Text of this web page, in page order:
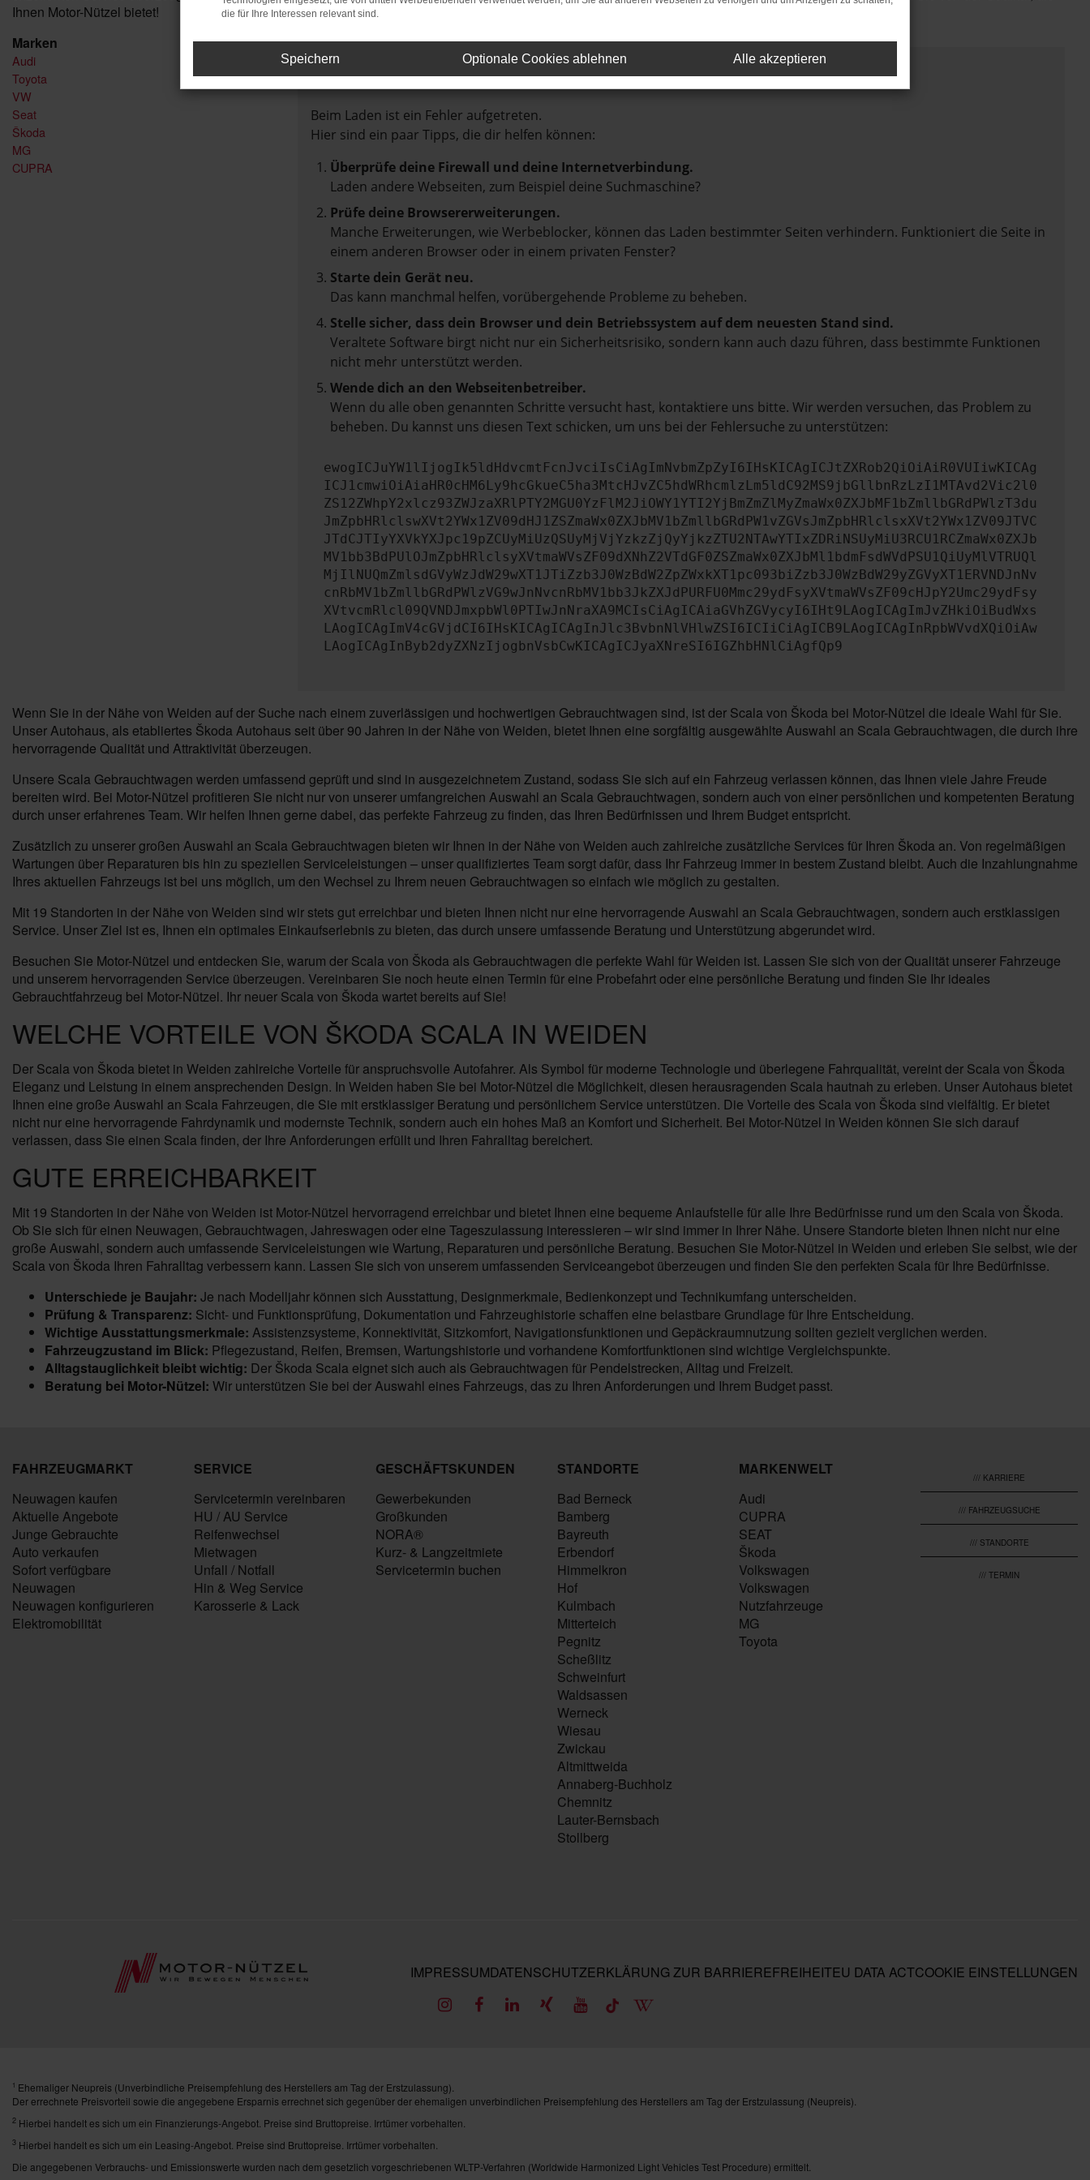
Ihnen Motor-Nützel bietet!
Marken
Audi
Toyota
VW
Seat
Škoda
MG
CUPRA
FEHLER: NETWORK ERROR
Beim Laden ist ein Fehler aufgetreten.
Hier sind ein paar Tipps, die dir helfen können:
Überprüfe deine Firewall und deine Internetverbindung.
Laden andere Webseiten, zum Beispiel deine Suchmaschine?
Prüfe deine Browsererweiterungen.
Manche Erweiterungen, wie Werbeblocker, können das Laden bestimmter Seiten verhindern. Funktioniert die Seite in
einem anderen Browser oder in einem privaten Fenster?
Starte dein Gerät neu.
Das kann manchmal helfen, vorübergehende Probleme zu beheben.
Stelle sicher, dass dein Browser und dein Betriebssystem auf dem neuesten Stand sind.
Veraltete Software birgt nicht nur ein Sicherheitsrisiko, sondern kann auch dazu führen, dass bestimmte Funktionen
nicht mehr unterstützt werden.
Wende dich an den Webseitenbetreiber.
Wenn du alle oben genannten Schritte versucht hast, kontaktiere uns bitte. Wir werden versuchen, das Problem zu
beheben. Du kannst uns diesen Text schicken, um uns bei der Fehlersuche zu unterstützen:
ewogICJuYW1lIjogIk5ldHdvcmtFcnJvciIsCiAgImNvbmZpZyI6IHsKICAgICJtZXRob2QiOiAiR0VUIiwKICAg
ICJ1cmwiOiAiaHR0cHM6Ly9hcGkueC5ha3MtcHJvZC5hdWRhcmlzLm5ldC92MS9jbGllbnRzLzI1MTAvd2Vic2l0
ZS12ZWhpY2xlcz93ZWJzaXRlPTY2MGU0YzFlM2JiOWY1YTI2YjBmZmZlMyZmaWx0ZXJbMF1bZmllbGRdPWlzT3du
JmZpbHRlclswXVt2YWx1ZV09dHJ1ZSZmaWx0ZXJbMV1bZmllbGRdPW1vZGVsJmZpbHRlclsxXVt2YWx1ZV09JTVC
JTdCJTIyYXVkYXJpc19pZCUyMiUzQSUyMjVjYzkzZjQyYjkzZTU2NTAwYTIxZDRiNSUyMiU3RCU1RCZmaWx0ZXJb
MV1bb3BdPUlOJmZpbHRlclsyXVtmaWVsZF09dXNhZ2VTdGF0ZSZmaWx0ZXJbMl1bdmFsdWVdPSU1QiUyMlVTRUQl
MjIlNUQmZmlsdGVyWzJdW29wXT1JTiZzb3J0WzBdW2ZpZWxkXT1pc093biZzb3J0WzBdW29yZGVyXT1ERVNDJnNv
cnRbMV1bZmllbGRdPWlzVG9wJnNvcnRbMV1bb3JkZXJdPURFU0Mmc29ydFsyXVtmaWVsZF09cHJpY2Umc29ydFsy
XVtvcmRlcl09QVNDJmxpbWl0PTIwJnNraXA9MCIsCiAgICAiaGVhZGVycyI6IHt9LAogICAgImJvZHkiOiBudWxs
LAogICAgImV4cGVjdCI6IHsKICAgICAgInJlc3BvbnNlVHlwZSI6ICIiCiAgICB9LAogICAgInRpbWVvdXQiOiAw
LAogICAgInByb2dyZXNzIjogbnVsbCwKICAgICJyaXNreSI6IGZhbHNlCiAgfQp9
Wenn Sie in der Nähe von Weiden auf der Suche nach einem zuverlässigen und hochwertigen Gebrauchtwagen sind, ist der Scala von Škoda bei Motor-Nützel die ideale Wahl für Sie.
Unser Autohaus, als etabliertes Škoda Autohaus seit über 90 Jahren in der Nähe von Weiden, bietet Ihnen eine sorgfältig ausgewählte Auswahl an Scala Gebrauchtwagen, die durch ihre
hervorragende Qualität und Attraktivität überzeugen.
Unsere Scala Gebrauchtwagen werden umfassend geprüft und sind in ausgezeichnetem Zustand, sodass Sie sich auf ein Fahrzeug verlassen können, das Ihnen viele Jahre Freude
bereiten wird. Bei Motor-Nützel profitieren Sie nicht nur von unserer umfangreichen Auswahl an Scala Gebrauchtwagen, sondern auch von einer persönlichen und kompetenten Beratung
durch unser erfahrenes Team. Wir helfen Ihnen gerne dabei, das perfekte Fahrzeug zu finden, das Ihren Bedürfnissen und Ihrem Budget entspricht.
Zusätzlich zu unserer großen Auswahl an Scala Gebrauchtwagen bieten wir Ihnen in der Nähe von Weiden auch zahlreiche zusätzliche Services für Ihren Škoda an. Von regelmäßigen
Wartungen über Reparaturen bis hin zu speziellen Serviceleistungen – unser qualifiziertes Team sorgt dafür, dass Ihr Fahrzeug immer in bestem Zustand bleibt. Auch die Inzahlungnahme
Ihres aktuellen Fahrzeugs ist bei uns möglich, um den Wechsel zu Ihrem neuen Gebrauchtwagen so einfach wie möglich zu gestalten.
Mit 19 Standorten in der Nähe von Weiden sind wir stets gut erreichbar und bieten Ihnen nicht nur eine hervorragende Auswahl an Scala Gebrauchtwagen, sondern auch erstklassigen
Service. Unser Ziel ist es, Ihnen ein optimales Einkaufserlebnis zu bieten, das durch unsere umfassende Beratung und Unterstützung abgerundet wird.
Besuchen Sie Motor-Nützel und entdecken Sie, warum der Scala von Škoda als Gebrauchtwagen die perfekte Wahl für Weiden ist. Lassen Sie sich von der Qualität unserer Fahrzeuge
und unserem hervorragenden Service überzeugen. Vereinbaren Sie noch heute einen Termin für eine Probefahrt oder eine persönliche Beratung und finden Sie Ihr ideales
Gebrauchtfahrzeug bei Motor-Nützel. Ihr neuer Scala von Škoda wartet bereits auf Sie!
WELCHE VORTEILE VON ŠKODA SCALA IN WEIDEN
Der Scala von Škoda bietet in Weiden zahlreiche Vorteile für anspruchsvolle Autofahrer. Als Symbol für moderne Technologie und überlegene Fahrqualität, vereint der Scala von Škoda
Eleganz und Leistung in einem ansprechenden Design. In Weiden haben Sie bei Motor-Nützel die Möglichkeit, diesen herausragenden Scala hautnah zu erleben. Unser Autohaus bietet
Ihnen eine große Auswahl an Scala Fahrzeugen, die Sie mit erstklassiger Beratung und persönlichem Service unterstützen. Die Vorteile des Scala von Škoda sind vielfältig. Er bietet
nicht nur eine hervorragende Fahrdynamik und modernste Technik, sondern auch ein hohes Maß an Komfort und Sicherheit. Bei Motor-Nützel in Weiden können Sie sich darauf
verlassen, dass Sie einen Scala finden, der Ihre Anforderungen erfüllt und Ihren Fahralltag bereichert.
GUTE ERREICHBARKEIT
Mit 19 Standorten in der Nähe von Weiden ist Motor-Nützel hervorragend erreichbar und bietet Ihnen eine bequeme Anlaufstelle für alle Ihre Bedürfnisse rund um den Scala von Škoda.
Ob Sie sich für einen Neuwagen, Gebrauchtwagen, Jahreswagen oder eine Tageszulassung interessieren – wir sind immer in Ihrer Nähe. Unsere Standorte bieten Ihnen nicht nur eine
große Auswahl, sondern auch umfassende Serviceleistungen wie Wartung, Reparaturen und persönliche Beratung. Besuchen Sie Motor-Nützel in Weiden und erleben Sie selbst, wie der
Scala von Škoda Ihren Fahralltag verbessern kann. Lassen Sie sich von unserem umfassenden Serviceangebot überzeugen und finden Sie den perfekten Scala für Ihre Bedürfnisse.
Unterschiede je Baujahr: Je nach Modelljahr können sich Ausstattung, Designmerkmale, Bedienkonzept und Technikumfang unterscheiden.
Prüfung & Transparenz: Sicht- und Funktionsprüfung, Dokumentation und Fahrzeughistorie schaffen eine belastbare Grundlage für Ihre Entscheidung.
Wichtige Ausstattungsmerkmale: Assistenzsysteme, Konnektivität, Sitzkomfort, Navigationsfunktionen und Gepäckraumnutzung sollten gezielt verglichen werden.
Fahrzeugzustand im Blick: Pflegezustand, Reifen, Bremsen, Wartungshistorie und vorhandene Komfortfunktionen sind wichtige Vergleichspunkte.
Alltagstauglichkeit bleibt wichtig: Der Škoda Scala eignet sich auch als Gebrauchtwagen für Pendelstrecken, Alltag und Freizeit.
Beratung bei Motor-Nützel: Wir unterstützen Sie bei der Auswahl eines Fahrzeugs, das zu Ihren Anforderungen und Ihrem Budget passt.
FAHRZEUGMARKT
Neuwagen kaufen
Aktuelle Angebote
Junge Gebrauchte
Auto verkaufen
Sofort verfügbare
Neuwagen
Neuwagen konfigurieren
Elektromobilität
SERVICE
Servicetermin vereinbaren
HU / AU Service
Reifenwechsel
Mietwagen
Unfall / Notfall
Hin & Weg Service
Karosserie & Lack
GESCHÄFTSKUNDEN
Gewerbekunden
Großkunden
NORA®
Kurz- & Langzeitmiete
Servicetermin buchen
STANDORTE
Bad Berneck
Bamberg
Bayreuth
Erbendorf
Himmelkron
Hof
Kulmbach
Mitterteich
Pegnitz
Scheßlitz
Schweinfurt
Waldsassen
Werneck
Wiesau
Zwickau
Altmittweida
Annaberg-Buchholz
Chemnitz
Lauter-Bernsbach
Stollberg
MARKENWELT
Audi
CUPRA
SEAT
Škoda
Volkswagen
Volkswagen
Nutzfahrzeuge
MG
Toyota
/// KARRIERE
/// FAHRZEUGSUCHE
/// STANDORTE
/// TERMIN
IMPRESSUMDATENSCHUTZERKLÄRUNG ZUR BARRIEREFREIHEITEU DATA ACTCOOKIE EINSTELLUNGEN
1 Ehemaliger Neupreis (Unverbindliche Preisempfehlung des Herstellers am Tag der Erstzulassung).
Der errechnete Preisvorteil sowie die angegebene Ersparnis errechnet sich gegenüber der ehemaligen unverbindlichen Preisempfehlung des Herstellers am Tag der Erstzulassung (Neupreis).
2 Hierbei handelt es sich um ein Finanzierungs-Angebot. Preise sind Bruttopreise. Irrtümer vorbehalten.
3 Hierbei handelt es sich um ein Leasing-Angebot. Preise sind Bruttopreise. Irrtümer vorbehalten.
Die angegebenen Verbrauchs- und Emissionswerte wurden nach dem gesetzlich vorgeschriebenen WLTP-Verfahren (Worldwide Harmonized Light Vehicles Test Procedure) ermittelt.
die für Ihre Interessen relevant sind.
Speichern Optionale Cookies ablehnen Alle akzeptieren